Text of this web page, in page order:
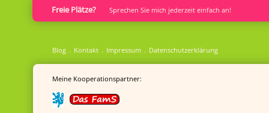
Freie Plätze? Sprech­en Sie mich jederzeit einfach an!
Blog Kontakt Impressum Datenschutzerklärung
Meine Kooperationspartner: